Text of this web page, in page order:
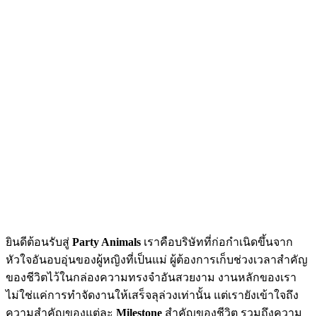
ยินดีต้อนรับสู่ Party Animals เราคือบริษัทที่ก่อกำเนิดขึ้นจาก
หัวใจอันอบอุ่นของผู้หญิงที่เป็นแม่ ผู้ต้องการเก็บช่วงเวลาสำคัญ
ของชีวิตไว้ในกล่องความทรงจำอันสวยงาม งานหลักของเรา
ไม่ใช่แค่การทำจัดงานให้เสร็จลุล่วงเท่านั้น แต่เรายังเข้าใจถึง
ความสำคัญของแต่ละ Milestone สำคัญของชีวิต รวมถึงความ